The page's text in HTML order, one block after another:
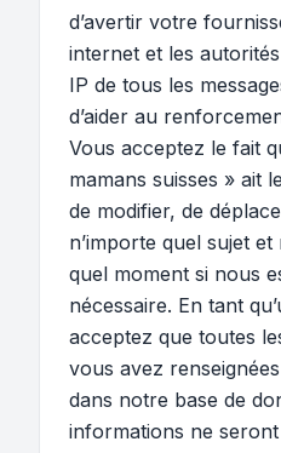
d’avertir votre
internet et les autorités
IP de tous les
d’aider au
Vous acceptez le fait
mamans suisses » ait
de modifier, de
n’importe quel sujet et
quel moment si nous
nécessaire. En tant
acceptez que toutes
vous avez
dans notre base de
informations ne